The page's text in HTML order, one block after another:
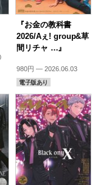
『お金の教科書
2026/Aぇ! group&草
間リチャ …』
980円 — 2026.06.03
電子版あり